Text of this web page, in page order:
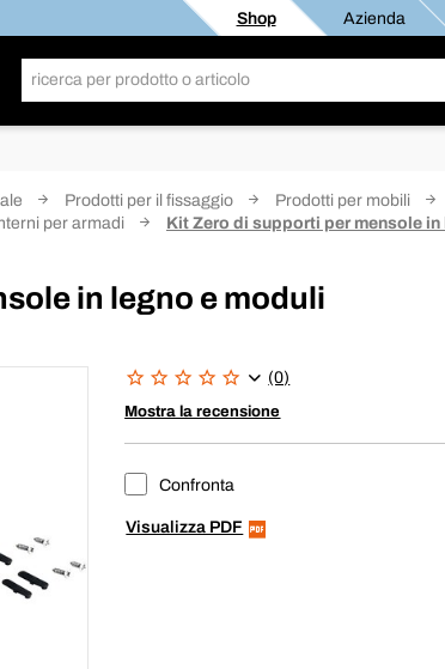
Shop Azienda
Prodotti per il fissaggio Prodotti per mobili
per armadi
Kit Zero di supporti per mensole in
in legno e moduli
(0)
Mostra la recensione
Confronta
Visualizza PDF